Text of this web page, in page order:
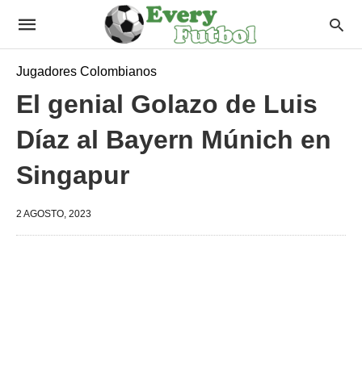
Jugadores Colombianos
El genial Golazo de Luis
Díaz al Bayern Múnich en
Singapur
2 AGOSTO, 2023